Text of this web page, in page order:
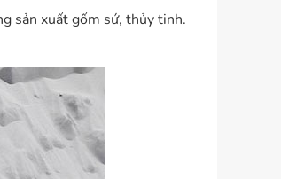
sản xuất gốm sứ, thủy tinh.